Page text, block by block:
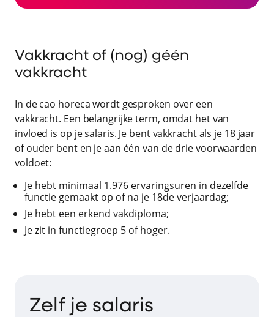
Vakkracht of (nog) géén
vakkracht
In de cao horeca wordt gesproken over een
vakkracht. Een belangrijke term, omdat het van
invloed is op je salaris. Je bent vakkracht als je 18 jaar
of ouder bent en je aan één van de drie voorwaarden
voldoet:
Je hebt minimaal 1.976 ervaringsuren in dezelfde
functie gemaakt op of na je 18de verjaardag;
Je hebt een erkend vakdiploma;
Je zit in functiegroep 5 of hoger.
Zelf je salaris